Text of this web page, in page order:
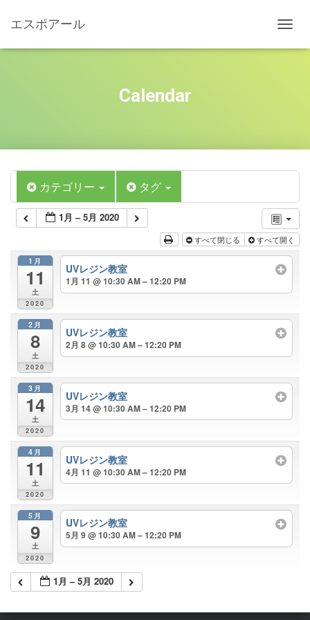
エスポアール
ビ
Calendar
カテゴリー タグ
1月 – 5月 2020
すべて閉じる すべて開く
1月
11
土
2020
UVレジン教室
1月 11 @ 10:30 AM – 12:20 PM
2月
8
土
2020
UVレジン教室
2月 8 @ 10:30 AM – 12:20 PM
3月
14
土
2020
UVレジン教室
3月 14 @ 10:30 AM – 12:20 PM
4月
11
土
2020
UVレジン教室
4月 11 @ 10:30 AM – 12:20 PM
5月
9
土
2020
UVレジン教室
5月 9 @ 10:30 AM – 12:20 PM
1月 – 5月 2020